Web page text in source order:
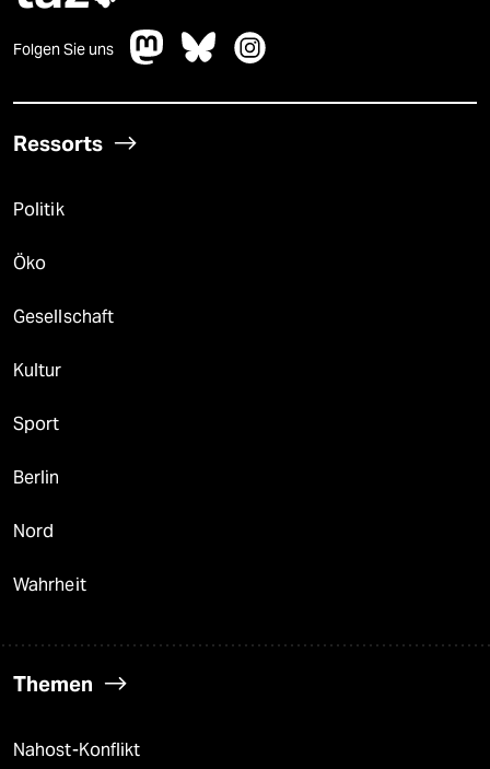
Folgen Sie uns
Ressorts
Politik
Öko
Gesellschaft
Kultur
Sport
Berlin
Nord
Wahrheit
Themen
Nahost-Konflikt